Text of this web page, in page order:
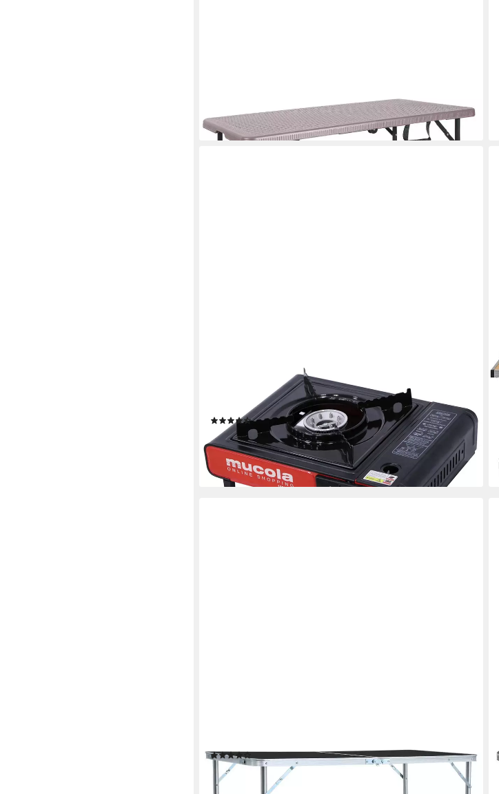
lieferbar - in 3-4 Werktagen bei dir
Campinghocker Campingkocher mit Koffer Gaskocher
Herd Kartuschenkocher Gasherd (Stück, 1 St.,
Campingkocher), Piezozündung
(26)
26,80 € UVP49,90 €
-46%
lieferbar - in 3-4 Werktagen bei dir
(1)
ab 43,99 €
lieferbar - in 4-5 Werktagen bei dir